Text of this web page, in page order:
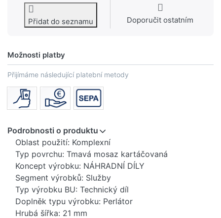
Přidat do seznamu Doporučit ostatním
Možnosti platby
Přijímáme následující platební metody
Podrobnosti o produktu
Oblast použití: Komplexní
Typ povrchu: Tmavá mosaz kartáčovaná
Koncept výrobku: NÁHRADNÍ DÍLY
Segment výrobků: Služby
Typ výrobku BU: Technický díl
Doplněk typu výrobku: Perlátor
Hrubá šířka: 21 mm